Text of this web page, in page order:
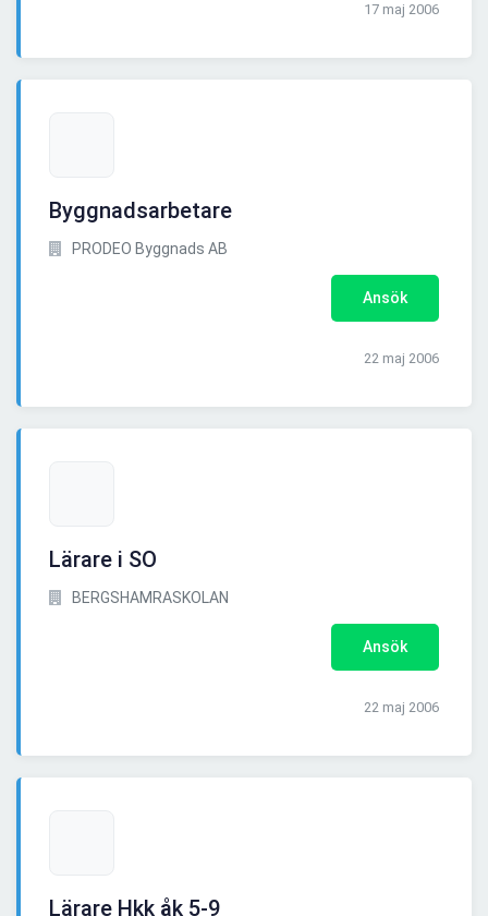
17 maj 2006
Byggnadsarbetare
PRODEO Byggnads AB
Ansök
22 maj 2006
Lärare i SO
BERGSHAMRASKOLAN
Ansök
22 maj 2006
Lärare Hkk åk 5-9